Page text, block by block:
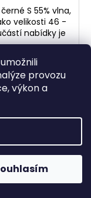
provozu
výkon a
S 55% vlna,
velikosti 46 -
nabídky je